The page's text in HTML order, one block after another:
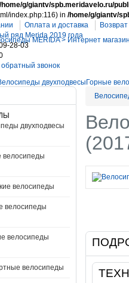
/home/g/giantv/spb.meridavelo.ru/
index.php:116) in /home/g/giantv/
Оплата и доставка Возврат
ряд Merida 2019 года
28-03
обратный звонок
двухподвесы Горные
двухподвесы
велосипеды
велосипеды
велосипеды
велосипеды
велосипеды